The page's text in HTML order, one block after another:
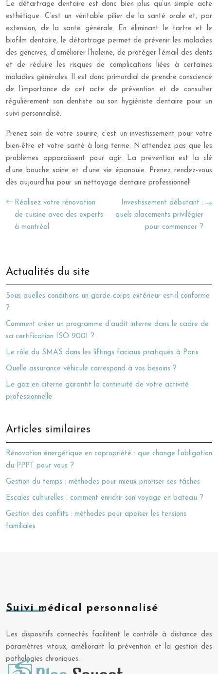
Le détartrage dentaire est donc bien plus qu’un simple acte
esthétique. C’est un véritable pilier de la santé orale et, par
extension, de la santé générale. En éliminant le tartre et le
biofilm dentaire, le détartrage permet de prévenir les maladies
des gencives, d’améliorer l’haleine, de protéger l’émail des dents
et de réduire les risques de complications liées à certaines
maladies générales. Il est donc primordial de prendre conscience
de l’importance de cet acte de prévention et de consulter
régulièrement son dentiste ou son hygiéniste dentaire pour un
suivi personnalisé.
Prenez soin de votre sourire, c’est un investissement pour votre
bien-être et votre santé à long terme. N’attendez pas que les
problèmes apparaissent pour agir. La prévention est la clé
d’une bouche saine et d’une vie épanouie. Prenez rendez-vous
dès aujourd’hui pour un nettoyage dentaire professionnel!
Réalisez votre rénovation
de cuisine avec des experts
à montréal
Investissement débutant :
quels placements privilégier
pour commencer ?
Actualités du site
Sous quelles conditions un garde-corps extérieur est-il conforme
?
Comment créer un programme d’audit interne dans le cadre de
sa certification ISO 9001 ?
Le rôle du SMAS dans les liftings faciaux pratiqués à Paris
Quelle assurance véhicule correspond à vos besoins ?
Le gaz en citerne garantit la continuité de votre activité
professionnelle
Articles similaires
Rénovation énergétique en copropriété : que change l’obligation
du PPPT pour vous ?
Gestion du temps : méthodes pour mieux prioriser ses tâches
Escales culturelles : comment enrichir son voyage en bateau ?
Gestion des conflits : méthodes pour apaiser les tensions
familiales
Suivi médical personnalisé
Les dispositifs connectés facilitent le contrôle à distance des
paramètres vitaux, améliorant la prévention et la gestion des
pathologies chroniques.